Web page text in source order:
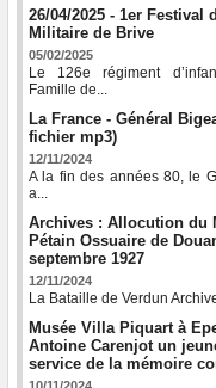
26/04/2025 - 1er Festival
Militaire de Brive
05/02/2025
Le 126e régiment
Famille de...
La France - Général
fichier mp3)
12/11/2024
A la fin des années 80, le
a...
Archives : Allocution du
Pétain Ossuaire de
septembre 1927
12/11/2024
La Bataille de Verdun
Musée Villa Piquart à
Antoine Carenjot un
service de la mémoire